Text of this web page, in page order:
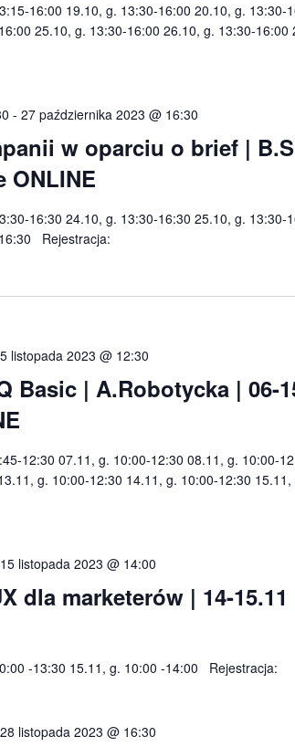
16:00 19.10, g. 13:30-16:00 20.10, g. 13:30-
25.10, g. 13:30-16:00 26.10, g. 13:30-16:00
w oparciu o brief |
ONLINE
- 27 października 2023 @ 16:30
16:30 24.10, g. 13:30-16:30 25.10, g. 13:30-
Rejestracja:
Basic | A.Robotycka | 06-
listopada 2023 @ 12:30
12:30 07.11, g. 10:00-12:30 08.11, g. 10:00-
g. 10:00-12:30 14.11, g. 10:00-12:30
dla marketerów | 14-
15 listopada 2023 @ 14:00
-13:30 15.11, g. 10:00 -14:00 Rejestracja:
28 listopada 2023 @ 16:30